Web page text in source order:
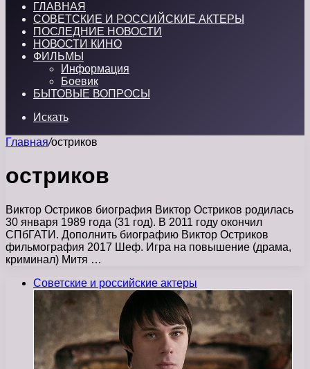
ГЛАВНАЯ
СОВЕТСКИЕ И РОССИЙСКИЕ АКТЕРЫ
ПОСЛЕДНИЕ НОВОСТИ
НОВОСТИ КИНО
ФИЛЬМЫ
Информация
Боевик
БЫТОВЫЕ ВОПРОСЫ
Искать
Главная/остриков
остриков
Виктор Остриков биография Виктор Остриков родилась
30 января 1989 года (31 год). В 2011 году окончил
СПбГАТИ. Дополнить биографию Виктор Остриков
фильмография 2017 Шеф. Игра на повышение (драма,
криминал) Митя …
Советские и российские актеры